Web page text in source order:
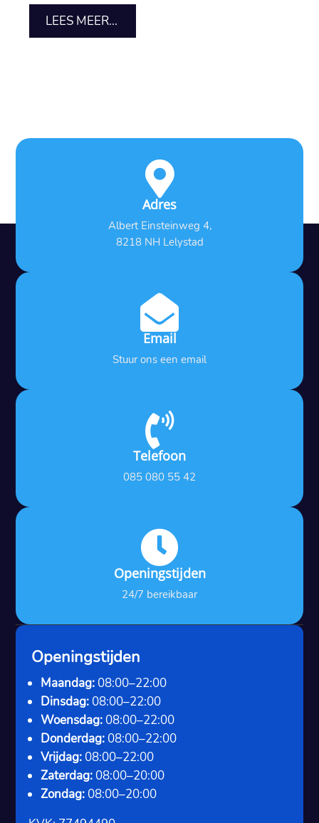
LEES MEER...

Adres
Albert Einsteinweg 4,
8218 NH Lelystad

Email
Stuur ons een email

Telefoon
085 080 55 42

Openingstijden
24/7 bereikbaar
Openingstijden
Maandag: 08:00–22:00
Dinsdag: 08:00–22:00
Woensdag: 08:00–22:00
Donderdag: 08:00–22:00
Vrijdag: 08:00–22:00
Zaterdag: 08:00–20:00
Zondag: 08:00–20:00